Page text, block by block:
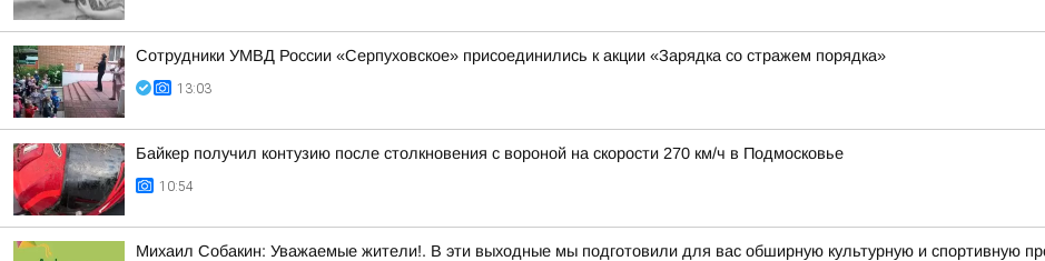
Сотрудники УМВД России «Серпуховское» присоединились к акции «Зарядка со стражем порядка»
13:03
Байкер получил контузию после столкновения с вороной на скорости 270 км/ч в Подмосковье
10:54
Михаил Собакин: Уважаемые жители!. В эти выходные мы подготовили для вас обширную культурную и спортивную